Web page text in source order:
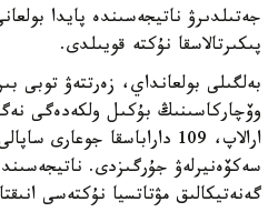
جەتىلدىرۋ ناتيجەسىندە پايدا
پىكىرتالاسقا نۇكتە قويىلدى.
بەلگىلى بولعانداي، زەرتتەۋ توبى
وۆچاركاسىنىڭ بۇكىل ولكەدەگى
ارالاپ، 109 داراباسقا
گەنەتيكالىق مۋتاتسيا نۇكتەسى